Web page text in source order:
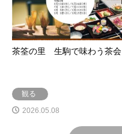
茶筌の里 生駒で味わう茶会
観る
2026.05.08